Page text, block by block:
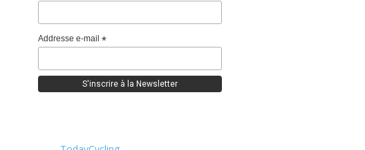
Addresse e-mail*